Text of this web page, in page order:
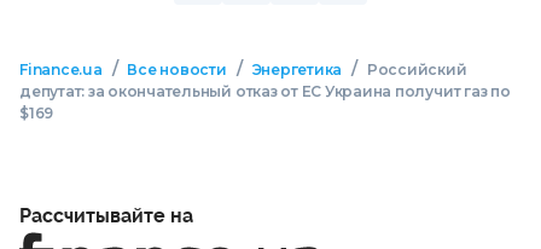
Finance.ua / Все новости / Энергетика /
Российский
депутат: за окончательный отказ от ЕС Украина получит газ по
$169
Рассчитывайте на